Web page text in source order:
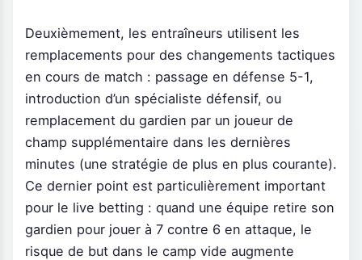
Deuxièmement, les entraîneurs utilisent les
remplacements pour des changements tactiques
en cours de match : passage en défense 5-1,
introduction d’un spécialiste défensif, ou
remplacement du gardien par un joueur de
champ supplémentaire dans les dernières
minutes (une stratégie de plus en plus courante).
Ce dernier point est particulièrement important
pour le live betting : quand une équipe retire son
gardien pour jouer à 7 contre 6 en attaque, le
risque de but dans le camp vide augmente